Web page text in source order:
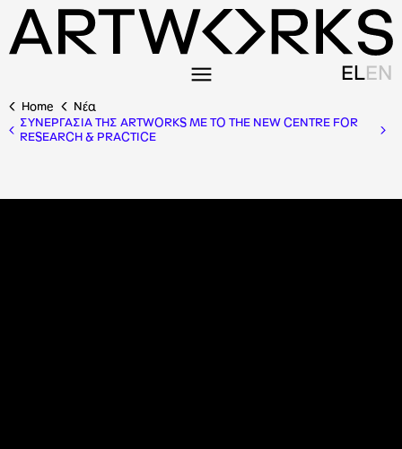
ELEN
Home
Nέα
ΣΥΝΕΡΓΑΣΙΑ ΤΗΣ ARTWORKS ΜΕ ΤΟ THE NEW CENTRE FOR
RESEARCH & PRACTICE